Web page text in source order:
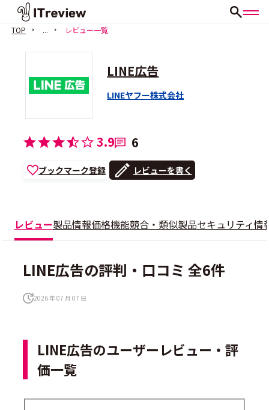
TOP ... レビュー一覧
LINE広告
LINEヤフー株式会社
3.9 6
ブックマーク登録 レビューを書く
レビュー製品情報価格機能競合・類似製品セキュリティ情
LINE広告の評判・口コミ 全6件
2026 年 07 月 07 日
LINE広告のユーザーレビュー・評
価一覧